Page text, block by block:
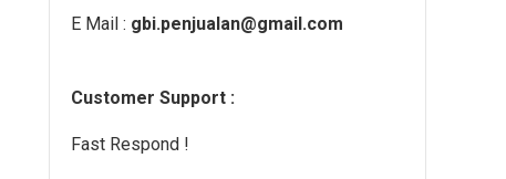
E Mail : gbi.penjualan@gmail.com
Customer Support :
Fast Respond !